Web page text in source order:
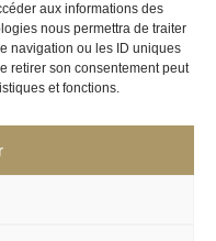
aux informations des
nous permettra de traiter
navigation ou les ID uniques
retirer son consentement peut
et fonctions.